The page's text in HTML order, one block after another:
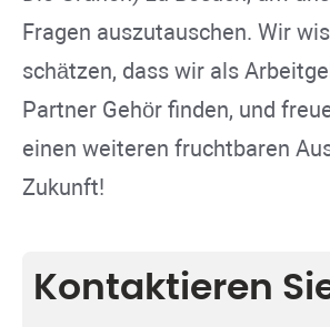
Fragen auszutauschen. Wir
schätzen, dass wir als
Partner Gehör finden, und
einen weiteren fruchtbaren
Zukunft!
Kontaktieren